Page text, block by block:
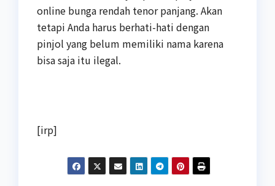
online bunga rendah tenor panjang. Akan
tetapi Anda harus berhati-hati dengan
pinjol yang belum memiliki nama karena
bisa saja itu ilegal.
[irp]